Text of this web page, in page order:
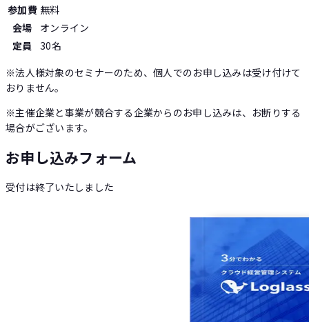
参加費 無料
会場
オンライン
定員
30名
※法人様対象のセミナーのため、個人でのお申し込みは受け付けて
おりません。
※主催企業と事業が競合する企業からのお申し込みは、お断りする
場合がございます。
お申し込みフォーム
受付は終了いたしました